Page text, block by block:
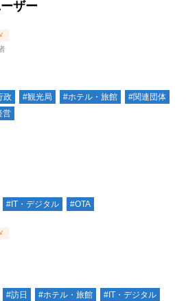
ザー
者
政 #観光局 #ホテル・旅館
#関連団体
営
#IT・デジタル #OTA
#訪日 #ホテル・旅館
#IT・デジタル